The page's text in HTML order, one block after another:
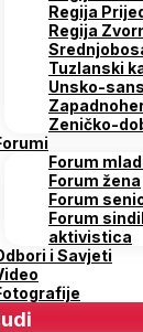
Regija
Regija
Tuzlanski
Unsko-
Zeničko-
Forum
Forum žena
Forum
Forum
aktivistica
i Savjeti